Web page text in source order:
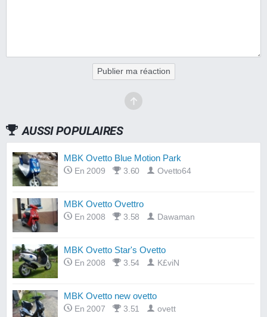
Publier ma réaction
AUSSI POPULAIRES
MBK Ovetto Blue Motion Park
En 2009 3.60 Ovetto64
MBK Ovetto Ovettro
En 2008 3.58 Dawaman
MBK Ovetto Star's Ovetto
En 2008 3.54 K£viN
MBK Ovetto new ovetto
En 2007 3.51 ovett